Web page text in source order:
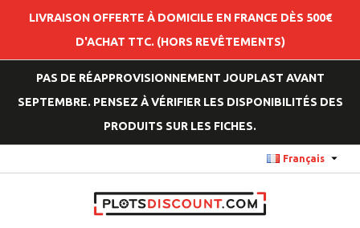
LIVRAISON OFFERTE À DOMICILE EN FRANCE DÈS 500€
D'ACHAT TTC. (HORS REVÊTEMENTS)
PAS DE RÉAPPROVISIONNEMENT JOUPLAST AVANT
SEPTEMBRE. PENSEZ À VÉRIFIER LES DISPONIBILITÉS DES
PRODUITS SUR LES FICHES.
Français 